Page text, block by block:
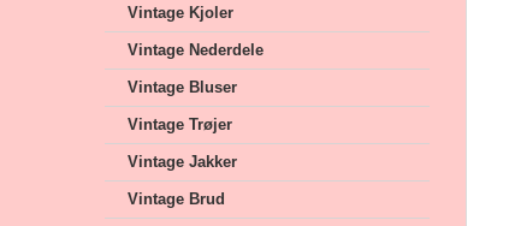
Vintage Kjoler
Vintage Nederdele
Vintage Bluser
Vintage Trøjer
Vintage Jakker
Vintage Brud